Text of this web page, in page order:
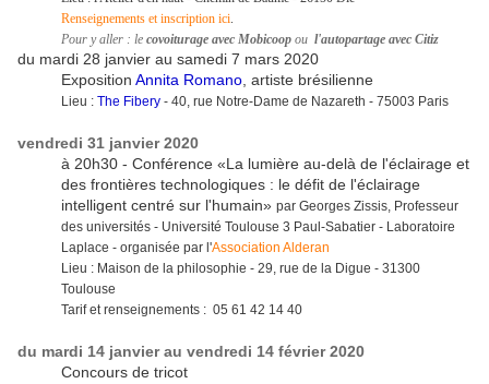
Renseignements et inscription ici.
Pour y aller : le covoiturage avec Mobicoop ou l'autopartage avec Citiz
du mardi 28 janvier au samedi 7 mars 2020
Exposition Annita Romano , artiste brésilienne
Lieu : The Fibery - 40, rue Notre-Dame de Nazareth - 75003 Paris
vendredi 31 janvier 2020
à 20h30 - Conférence «La lumière au-delà de l'éclairage et
des frontières technologiques : le défit de l'éclairage
intelligent centré sur l'humain» par Georges Zissis, Professeur
des universités - Université Toulouse 3 Paul-Sabatier - Laboratoire
Laplace - organisée par l'Association Alderan
Lieu : Maison de la philosophie - 29, rue de la Digue - 31300
Toulouse
Tarif et renseignements : 05 61 42 14 40
du mardi 14 janvier au vendredi 14 février 2020
Concours de tricot